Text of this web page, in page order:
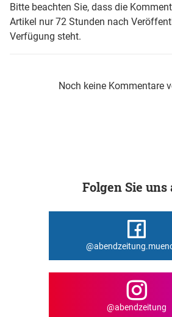
Bitte beachten Sie, dass die
Artikel nur 72 Stunden nach
Verfügung steht.
Noch keine Kommentare
Folgen Sie uns
@abendzeitung